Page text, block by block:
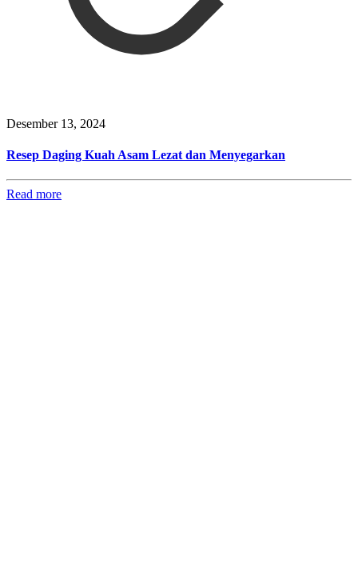
Desember 13, 2024
Resep Daging Kuah Asam Lezat dan Menyegarkan
Read more